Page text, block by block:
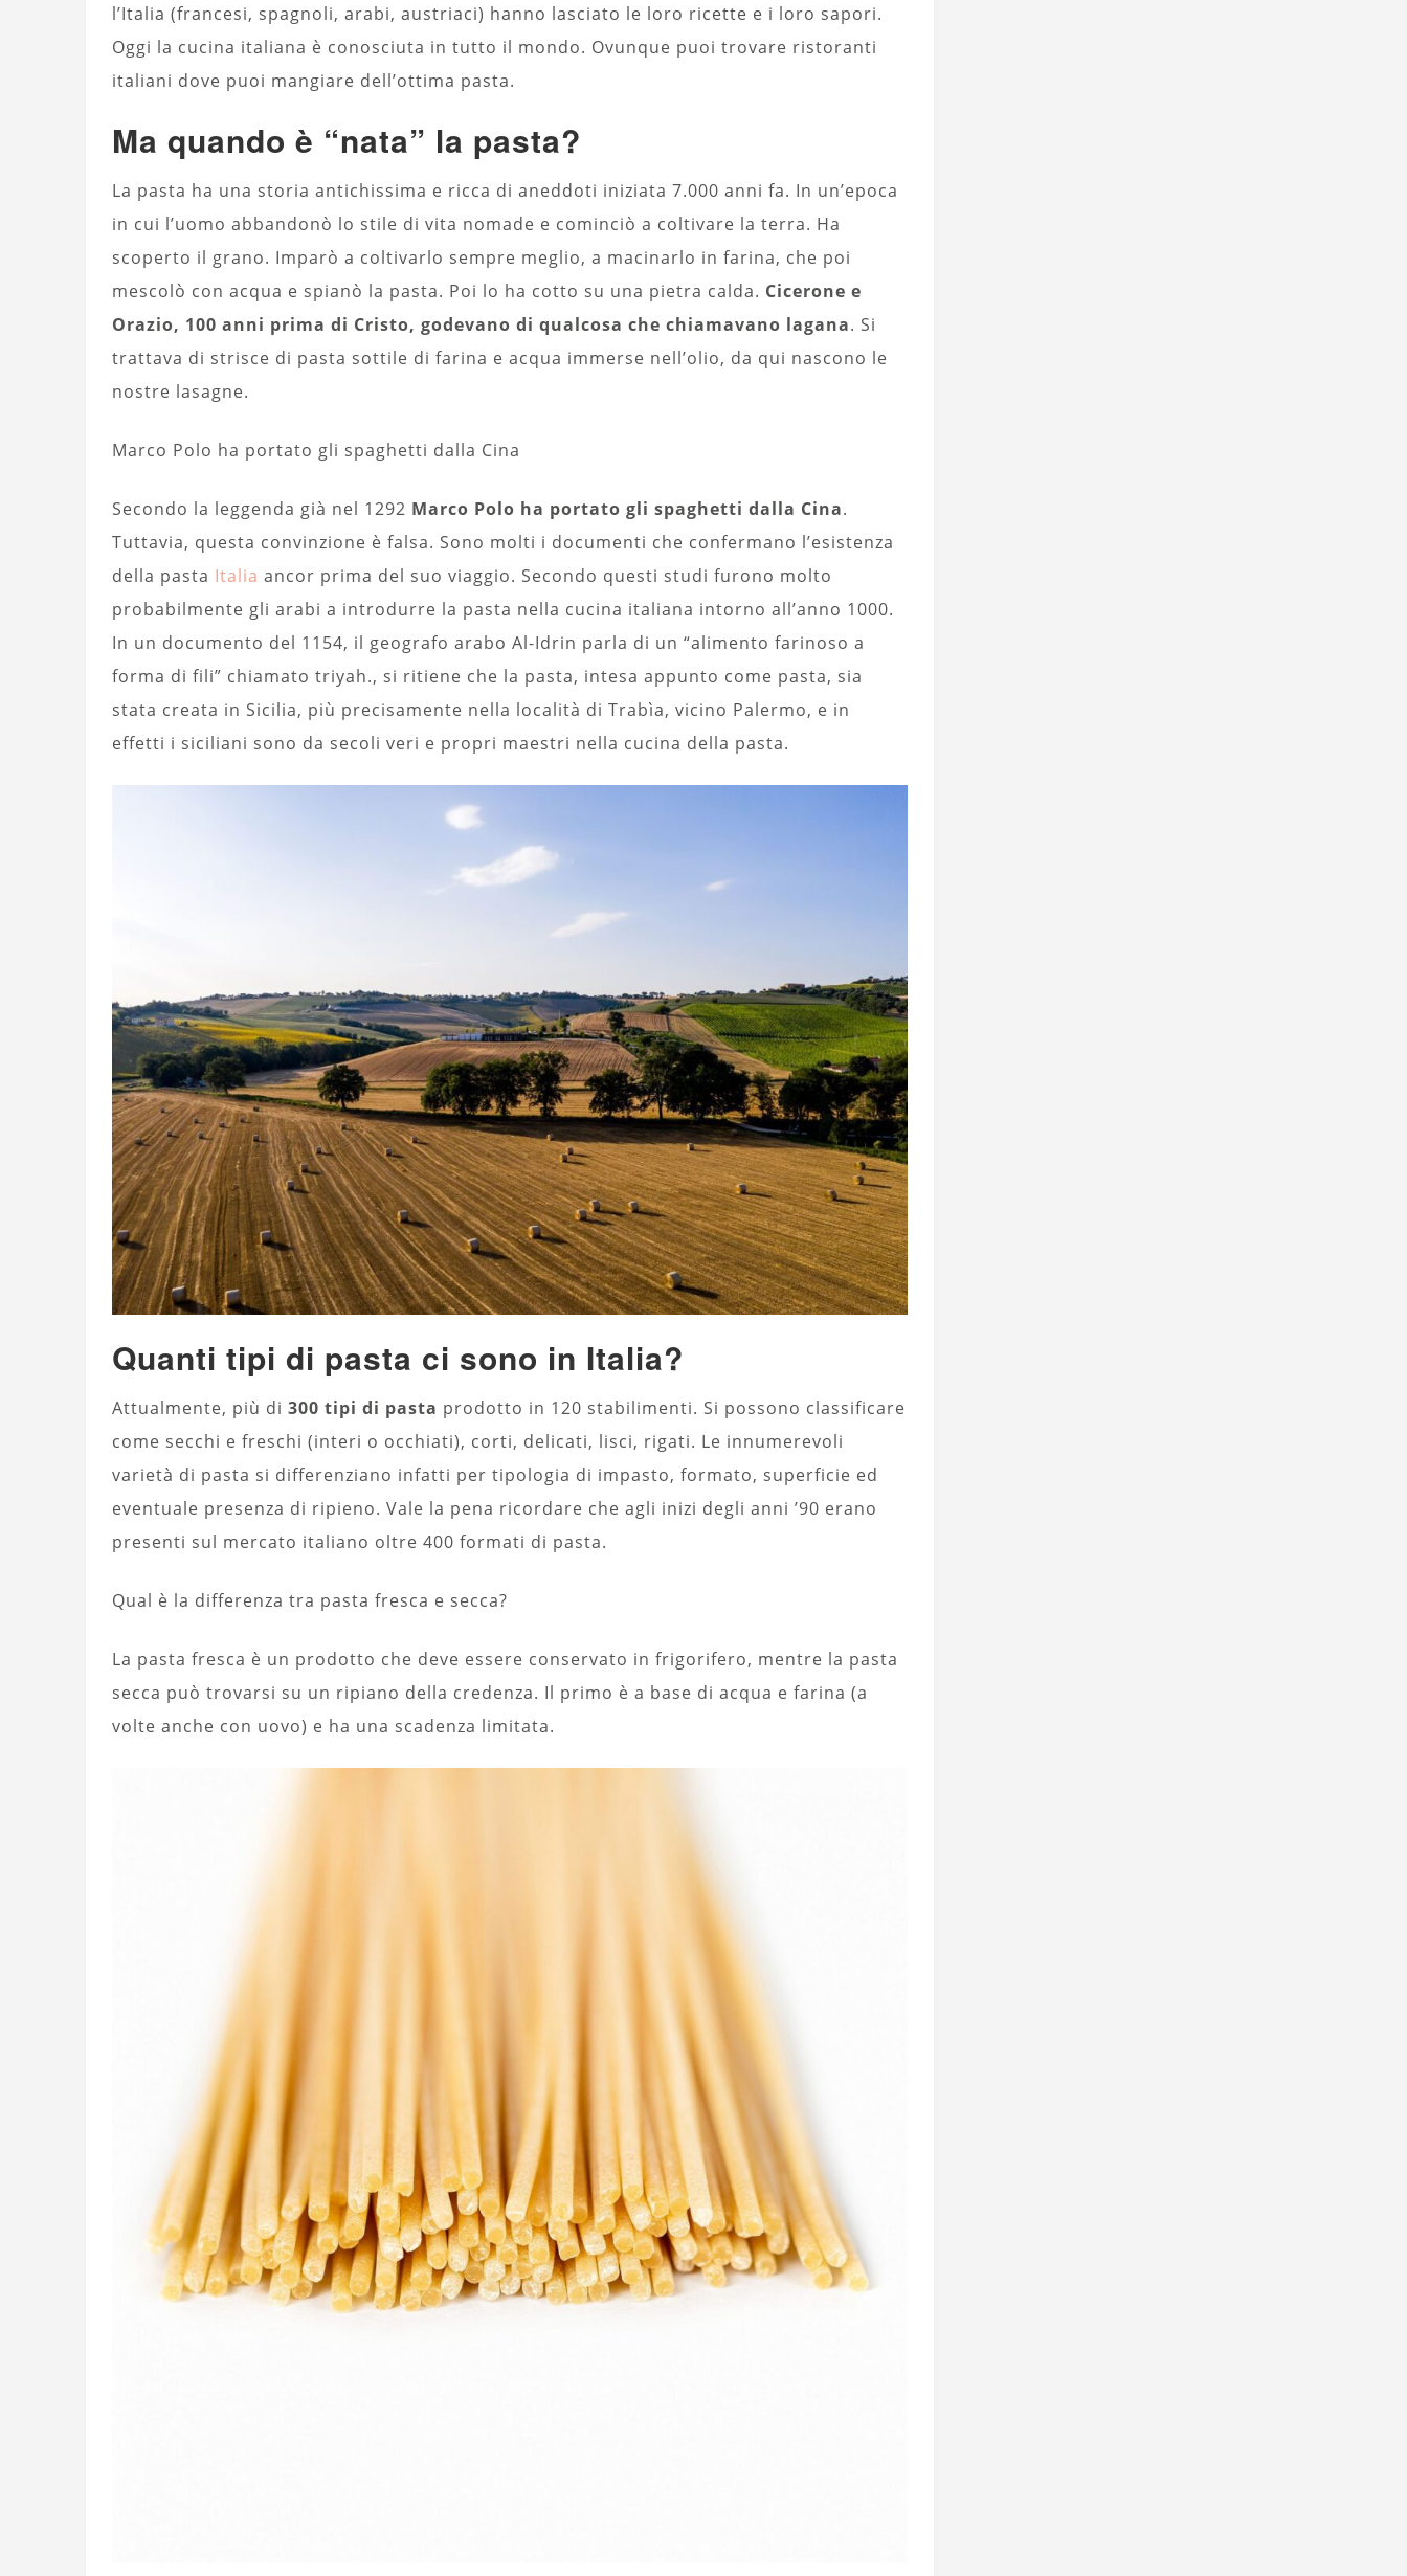
l’Italia (francesi, spagnoli, arabi, austriaci) hanno lasciato le loro ricette e i loro sapori.
Oggi la cucina italiana è conosciuta in tutto il mondo. Ovunque puoi trovare ristoranti
italiani dove puoi mangiare dell’ottima pasta.
Ma quando è “nata” la pasta?
La pasta ha una storia antichissima e ricca di aneddoti iniziata 7.000 anni fa. In un’epoca
in cui l’uomo abbandonò lo stile di vita nomade e cominciò a coltivare la terra. Ha
scoperto il grano. Imparò a coltivarlo sempre meglio, a macinarlo in farina, che poi
mescolò con acqua e spianò la pasta. Poi lo ha cotto su una pietra calda. Cicerone e
Orazio, 100 anni prima di Cristo, godevano di qualcosa che chiamavano lagana. Si
trattava di strisce di pasta sottile di farina e acqua immerse nell’olio, da qui nascono le
nostre lasagne.
Marco Polo ha portato gli spaghetti dalla Cina
Secondo la leggenda già nel 1292 Marco Polo ha portato gli spaghetti dalla Cina.
Tuttavia, questa convinzione è falsa. Sono molti i documenti che confermano l’esistenza
della pasta Italia ancor prima del suo viaggio. Secondo questi studi furono molto
probabilmente gli arabi a introdurre la pasta nella cucina italiana intorno all’anno 1000.
In un documento del 1154, il geografo arabo Al-Idrin parla di un “alimento farinoso a
forma di fili” chiamato triyah., si ritiene che la pasta, intesa appunto come pasta, sia
stata creata in Sicilia, più precisamente nella località di Trabìa, vicino Palermo, e in
effetti i siciliani sono da secoli veri e propri maestri nella cucina della pasta.
Quanti tipi di pasta ci sono in Italia?
Attualmente, più di 300 tipi di pasta prodotto in 120 stabilimenti. Si possono classificare
come secchi e freschi (interi o occhiati), corti, delicati, lisci, rigati. Le innumerevoli
varietà di pasta si differenziano infatti per tipologia di impasto, formato, superficie ed
eventuale presenza di ripieno. Vale la pena ricordare che agli inizi degli anni ’90 erano
presenti sul mercato italiano oltre 400 formati di pasta.
Qual è la differenza tra pasta fresca e secca?
La pasta fresca è un prodotto che deve essere conservato in frigorifero, mentre la pasta
secca può trovarsi su un ripiano della credenza. Il primo è a base di acqua e farina (a
volte anche con uovo) e ha una scadenza limitata.